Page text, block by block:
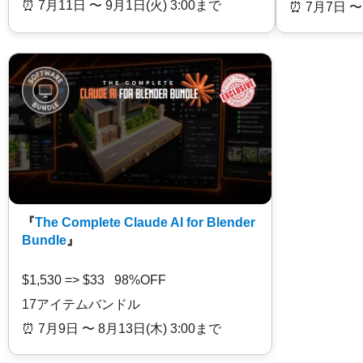
⏰️ 7月11日 〜 9月1日(火) 3:00まで
⏰️ 7月7日
『The Complete Claude AI for Blender
Bundle 』
$1,530 => $33 98%OFF
17アイテムバンドル
⏰️ 7月9日 〜 8月13日(木) 3:00まで